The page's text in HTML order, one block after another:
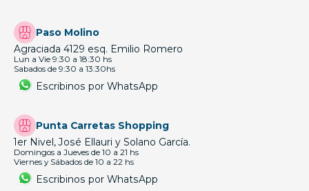
Paso Molino
Agraciada 4129 esq. Emilio Romero
Lun a Vie 9:30 a 18:30 hs
Sabados de 9:30 a 13:30hs
Escribinos por WhatsApp
Punta Carretas Shopping
1er Nivel, José Ellauri y Solano García.
Domingos a Jueves de 10 a 21 hs
Viernes y Sábados de 10 a 22 hs
Escribinos por WhatsApp